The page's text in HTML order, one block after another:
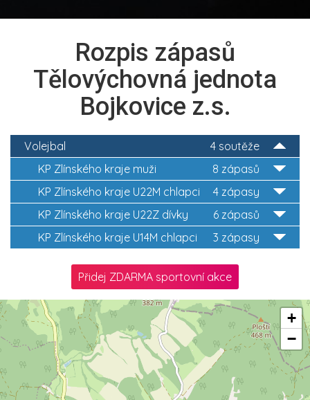
Rozpis zápasů
Tělovýchovná jednota
Bojkovice z.s.
4 soutěže
Volejbal
8 zápasů
KP Zlínského kraje muži
4 zápasy
KP Zlínského kraje U22M chlapci
6 zápasů
KP Zlínského kraje U22Z dívky
3 zápasy
KP Zlínského kraje U14M chlapci
Přidej ZDARMA sportovní akce
+
−